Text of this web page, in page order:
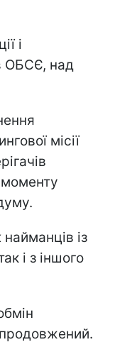
і
ОБСЄ, над
місії
моменту
із
і з іншого